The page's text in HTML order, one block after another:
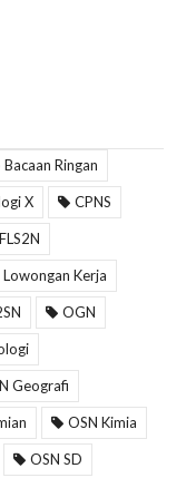
Bacaan Ringan
X CPNS
FLS2N
Lowongan Kerja
OGN
Geografi
OSN Kimia
OSN SD